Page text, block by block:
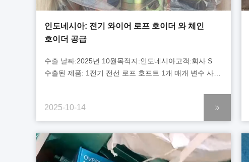
인도네시아: 전기 와이어 로프 호이더 와 체인
호이더 공급
수출 날짜:2025년 10월목적지:인도네시아고객:회사 S
수출된 제품: 1전기 전선 로프 호프트 1개 매개 변수 사양
호프트 1 단위 매개 변수 사양 들어올림 능력 5톤
들어올림 높이 6미터 리프팅 속도 2.7m/min 전원 공급
380V / 50Hz / 3단계...
2025-10-14